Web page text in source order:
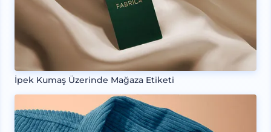
İpek Kumaş Üzerinde Mağaza Etiketi